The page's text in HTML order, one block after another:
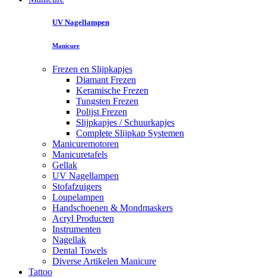
UV Nagellampen
Manicure
Frezen en Slijpkapjes
Diamant Frezen
Keramische Frezen
Tungsten Frezen
Polijst Frezen
Slijpkapjes / Schuurkapjes
Complete Slijpkap Systemen
Manicuremotoren
Manicuretafels
Gellak
UV Nagellampen
Stofafzuigers
Loupelampen
Handschoenen & Mondmaskers
Acryl Producten
Instrumenten
Nagellak
Dental Towels
Diverse Artikelen Manicure
Tattoo